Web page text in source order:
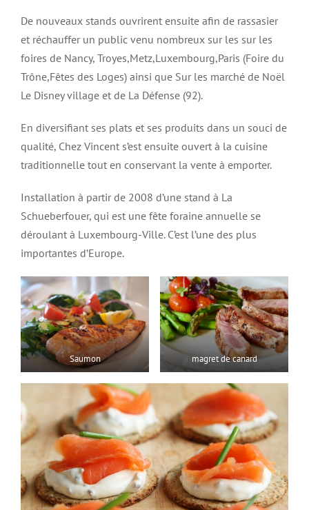
De nouveaux stands ouvrirent ensuite afin de rassasier
et réchauffer un public venu nombreux sur les sur les
foires de Nancy, Troyes,Metz,Luxembourg,Paris (Foire du
Trône,Fêtes des Loges) ainsi que Sur les marché de Noël
Le Disney village et de La Défense (92).
En diversifiant ses plats et ses produits dans un souci de
qualité, Chez Vincent s’est ensuite ouvert à la cuisine
traditionnelle tout en conservant la vente à emporter.
Installation à partir de 2008 d’une stand à La
Schueberfouer, qui est une fête foraine annuelle se
déroulant à Luxembourg-Ville. C’est l’une des plus
importantes d’Europe.
Saumon magret de canard